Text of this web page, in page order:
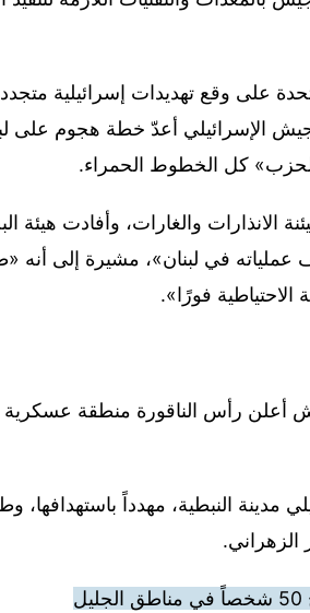
على وقع تهديدات إسرائيلية
الإسرائيلي أعدّ خطة هجوم على
كل الخطوط الحمراء.
الانذارات والغارات، وأفادت هيئة
عملياته في لبنان»، مشيرة إلى أنه
الاحتياطية فورًا».
مدينة النبطية، مهدداً
الزهراني.